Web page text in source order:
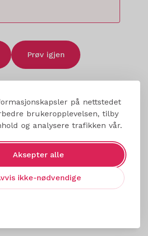
på nettstedet
brukeropplevelsen, tilby
og analysere trafikken vår.
Aksepter alle
ikke-nødvendige
Prøv igjen